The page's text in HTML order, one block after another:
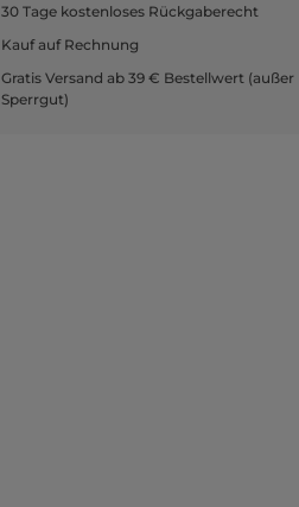
30 Tage kostenloses Rückgaberecht
Kauf auf Rechnung
Gratis Versand ab 39 € Bestellwert (außer
Sperrgut)